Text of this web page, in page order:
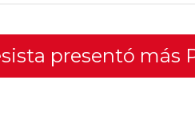
presentó más